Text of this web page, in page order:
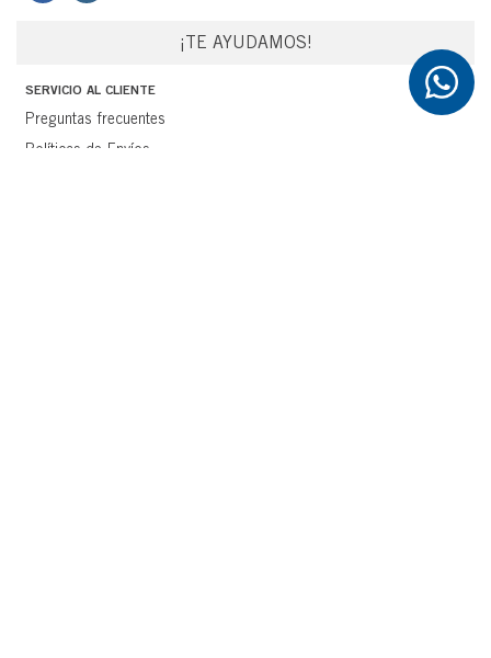
¡TE AYUDAMOS!
SERVICIO AL CLIENTE
Preguntas frecuentes
Políticas de Envíos